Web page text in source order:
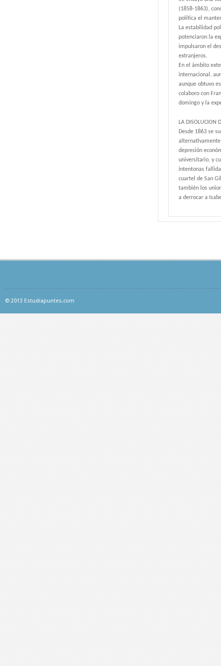
(1858-1863),
política el
La estabilidad
potenciaron la
impulsaron el
extranjeros.
En el ámbito
internacional,
aunque obtuvo
colaboro con
domingo y la
LA DISOLUCION
Desde 1863 se
alternativamente
depresión
universitario, y
intentonas
cuartel de San
también los
a derrocar a
© 2013 Estudiapuntes.com